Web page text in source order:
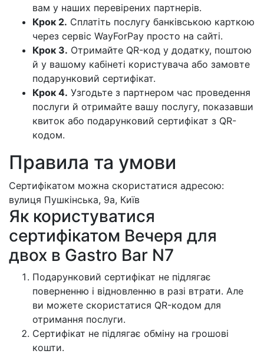
вам у наших перевірених партнерів.
Крок 2. Сплатіть послугу банківською карткою
через сервіс WayForPay просто на сайті.
Крок 3. Отримайте QR-код у додатку, поштою
й у вашому кабінеті користувача або замовте
подарунковий сертифікат.
Крок 4. Узгодьте з партнером час проведення
послуги й отримайте вашу послугу, показавши
квиток або подарунковий сертифікат з QR-
кодом.
Правила та умови
Сертифікатом можна скористатися адресою:
вулиця Пушкінська, 9а, Київ
Як користуватися
сертифікатом Вечеря для
двох в Gastro Bar N7
Подарунковий сертифікат не підлягає
поверненню і відновленню в разі втрати. Але
ви можете скористатися QR-кодом для
отримання послуги.
Сертифікат не підлягає обміну на грошові
кошти.